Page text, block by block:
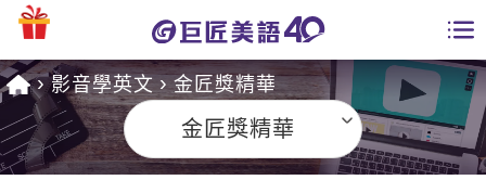
課程總覽
學員專區
影音學英文 金匠獎精華
金匠獎精華